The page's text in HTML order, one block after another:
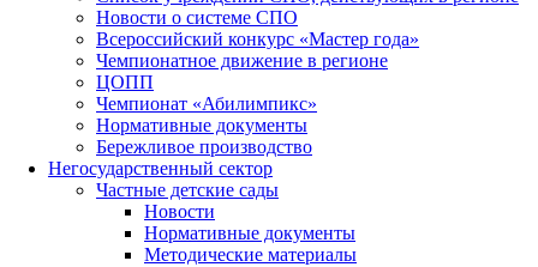
Новости о системе СПО
Всероссийский конкурс «Мастер года»
Чемпионатное движение в регионе
ЦОПП
Чемпионат «Абилимпикс»
Нормативные документы
Бережливое производство
Негосударственный сектор
Частные детские сады
Новости
Нормативные документы
Методические материалы